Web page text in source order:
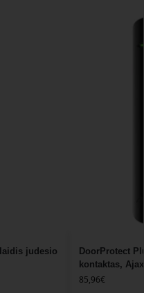
judesio
DoorProtect
kontaktas, Ajax
85,96€